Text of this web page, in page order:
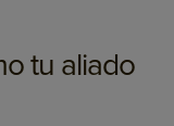
tu aliado